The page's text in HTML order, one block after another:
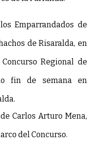
Emparrandados de
de Risaralda, en
Regional de
fin de semana en
Carlos Arturo Mena,
del Concurso.